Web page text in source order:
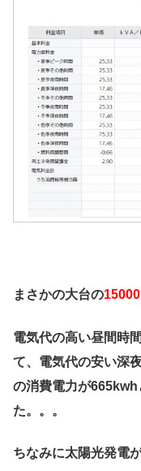
まさかの大台の15000
電気代の高い昼間時
て、電気代の安い深
の消費電力が665kwh
た。。。
ちなみに太陽光発電